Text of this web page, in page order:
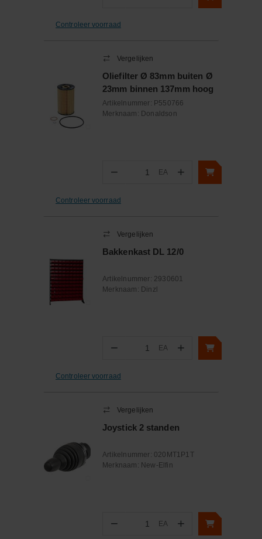
Controleer voorraad
Vergelijken
Oliefilter Ø 83mm buiten Ø
23mm binnen 137mm hoog
Artikelnummer: P550766
Merknaam: Donaldson
− Aantal
EA +
Controleer voorraad
Vergelijken
Bakkenkast DL 12/0
Artikelnummer: 2930601
Merknaam: Dinzl
− Aantal
EA +
Controleer voorraad
Vergelijken
Joystick 2 standen
Artikelnummer: 020MT1P1T
Merknaam: New-Elfin
− Aantal
EA +